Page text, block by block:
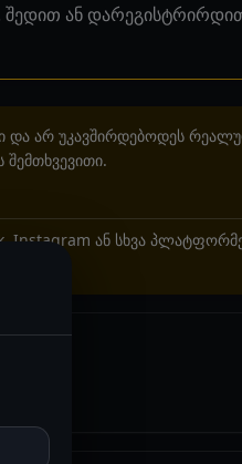
შედით ან
და არ უკავშირდებოდეს
Instagram ან სხვა